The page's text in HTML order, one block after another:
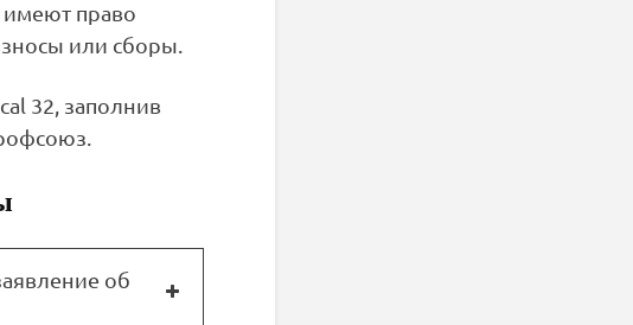
имеют право
или сборы.
32, заполнив
об